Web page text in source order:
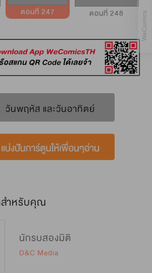
ตอนที่ 247 ตอนที่ 248
วันพฤหัส และวันอาทิตย์
ำหรับคุณ
นักรบสองมิติ
D&C Media